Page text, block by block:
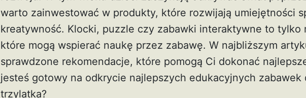
warto zainwestować w produkty, które rozwijają umiejętności
kreatywność. Klocki, puzzle czy zabawki interaktywne to tylko
które mogą wspierać naukę przez zabawę. W najbliższym
sprawdzone rekomendacje, które pomogą Ci dokonać
jesteś gotowy na odkrycie najlepszych edukacyjnych zabawek
trzylatka?